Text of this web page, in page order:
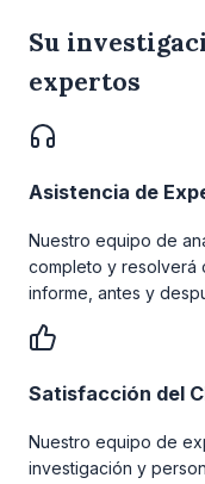
Su
expertos
Asistencia de
Nuestro equipo de
completo y resolverá
informe, antes y
Satisfacción del
Nuestro equipo de
investigación y